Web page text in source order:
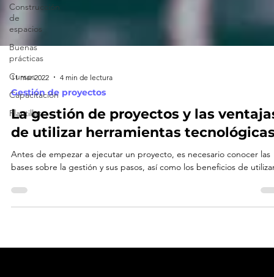
Construcción
de
espacios
Buenas
prácticas
Cursos
Capacitación
Plantillas
4 min de lectura
Gestión de proyectos
La gestión de proyectos y las
de utilizar herramientas
bases sobre la gestión y sus pasos, así como los beneficios de